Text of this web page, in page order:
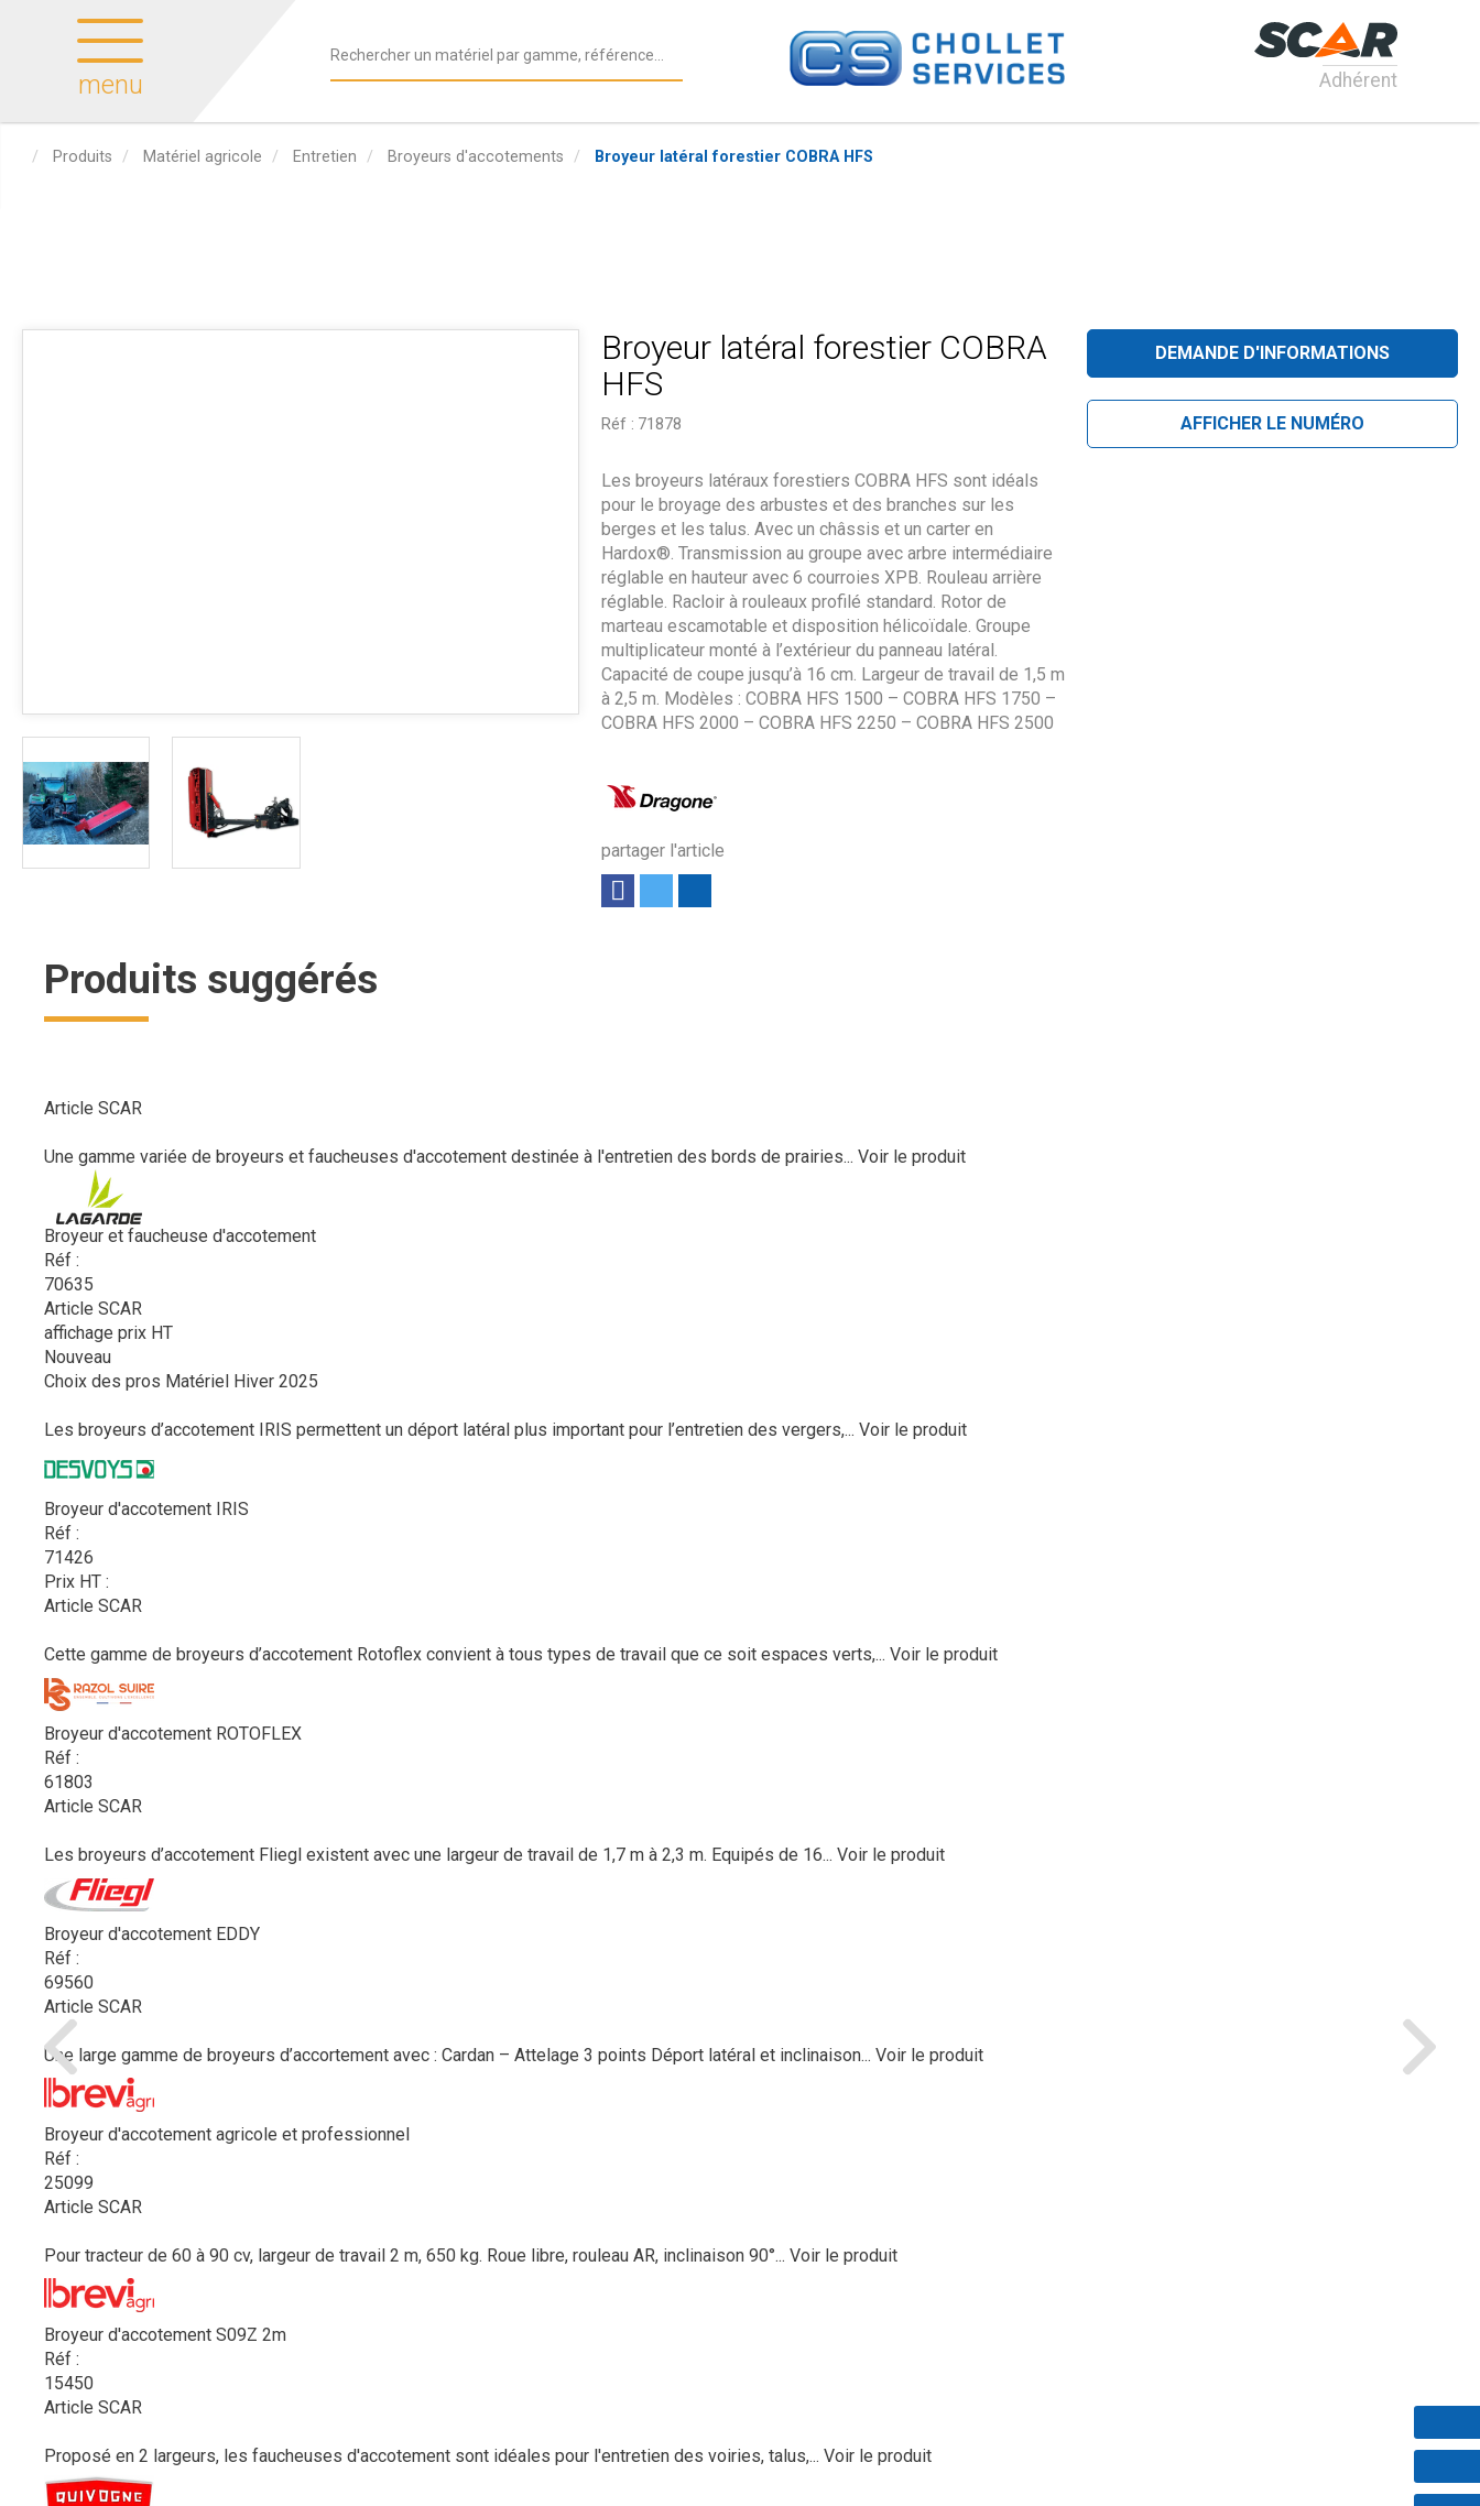
menu Adhérent
Produits Matériel agricole Entretien Broyeurs d'accotements Broyeur latéral forestier COBRA HFS
Broyeur latéral forestier COBRA
HFS
Réf : 71878
partager l'article
Les broyeurs latéraux forestiers COBRA HFS sont idéals
pour le broyage des arbustes et des branches sur les
berges et les talus. Avec un châssis et un carter en
Hardox®. Transmission au groupe avec arbre intermédiaire
réglable en hauteur avec 6 courroies XPB. Rouleau arrière
réglable. Racloir à rouleaux profilé standard. Rotor de
marteau escamotable et disposition hélicoïdale. Groupe
multiplicateur monté à l’extérieur du panneau latéral.
Capacité de coupe jusqu’à 16 cm. Largeur de travail de 1,5 m
à 2,5 m. Modèles : COBRA HFS 1500 – COBRA HFS 1750 –
COBRA HFS 2000 – COBRA HFS 2250 – COBRA HFS 2500
DEMANDE D'INFORMATIONS
AFFICHER LE NUMÉRO
Produits suggérés
Article SCAR
Une gamme variée de broyeurs et faucheuses d'accotement destinée à l'entretien des bords de prairies... Voir le produit
Broyeur et faucheuse d'accotement
Réf :
70635
Article SCAR
affichage prix HT
Nouveau
Choix des pros Matériel Hiver 2025
Les broyeurs d’accotement IRIS permettent un déport latéral plus important pour l’entretien des vergers,... Voir le produit
Broyeur d'accotement IRIS
Réf :
71426
Prix HT :
Article SCAR
Cette gamme de broyeurs d’accotement Rotoflex convient à tous types de travail que ce soit espaces verts,... Voir le produit
Broyeur d'accotement ROTOFLEX
Réf :
61803
Article SCAR
Les broyeurs d’accotement Fliegl existent avec une largeur de travail de 1,7 m à 2,3 m. Equipés de 16... Voir le produit
Broyeur d'accotement EDDY
Réf :
69560
Article SCAR
Une large gamme de broyeurs d’accortement avec : Cardan – Attelage 3 points Déport latéral et inclinaison... Voir le produit
Broyeur d'accotement agricole et professionnel
Réf :
25099
Article SCAR
Pour tracteur de 60 à 90 cv, largeur de travail 2 m, 650 kg. Roue libre, rouleau AR, inclinaison 90°... Voir le produit
Broyeur d'accotement S09Z 2m
Réf :
15450
Article SCAR
Proposé en 2 largeurs, les faucheuses d'accotement sont idéales pour l'entretien des voiries, talus,... Voir le produit